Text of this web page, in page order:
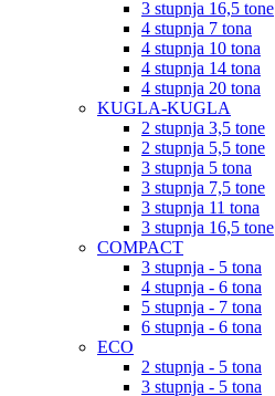
3 stupnja 16,5 tone
4 stupnja 7 tona
4 stupnja 10 tona
4 stupnja 14 tona
4 stupnja 20 tona
KUGLA-KUGLA
2 stupnja 3,5 tone
2 stupnja 5,5 tone
3 stupnja 5 tona
3 stupnja 7,5 tone
3 stupnja 11 tona
3 stupnja 16,5 tone
COMPACT
3 stupnja - 5 tona
4 stupnja - 6 tona
5 stupnja - 7 tona
6 stupnja - 6 tona
ECO
2 stupnja - 5 tona
3 stupnja - 5 tona